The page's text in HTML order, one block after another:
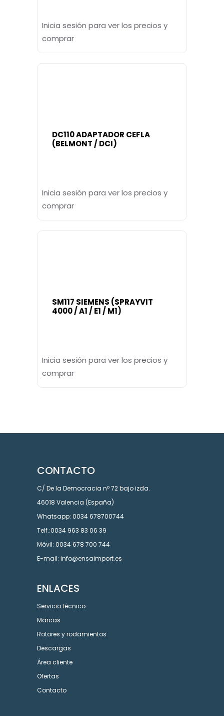
Inicia sesión para ver los precios y
comprar
DC110 ADAPTADOR CEFLA
(BELMONT / DCI)
Inicia sesión para ver los precios y
comprar
SM117 SIEMENS (SPRAYVIT
4000 / A1 / E1 / M1)
Inicia sesión para ver los precios y
comprar
CONTACTO
C/ De la Democracia nº 72 bajo izda.
46018 Valencia (España)
Whatsapp: 0034 678700744
Telf.:0034 963 83 06 39
Móvil: 0034 678 700 744
E-mail: info@ensaimport.es
ENLACES
Servicio técnico
Marcas
Rotores y rodamientos
Descargas
Área cliente
Ofertas
Contacto